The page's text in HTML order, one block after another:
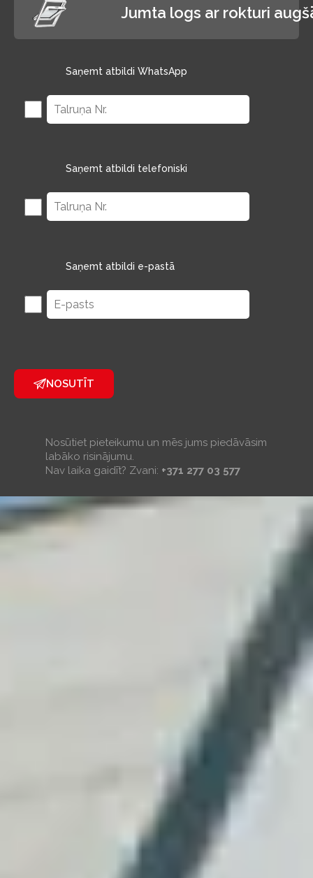
Jumta logs ar rokturi
Saņemt atbildi WhatsApp
Saņemt atbildi telefoniski
Saņemt atbildi e-pastā
NOSUTĪT
Nosūtiet pieteikumu un mēs jums piedāvāsim
labāko risinājumu.
Nav laika gaidīt? Zvani: +371 277 03 577